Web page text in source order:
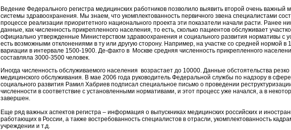
Ведение Федерального регистра медицинских работников позволило выявить второй очень важный
системы здравоохранения. Мы знаем, что укомплектованность первичного звена специалистами
процессе реализации приоритетного национального проекта эти показатели начали расти. Ранее
данные, как численность прикрепленного населения, то есть, сколько пациентов обслуживает
официально утвержденные Министерством здравоохранения и социального развития нормативы с
есть возможными отклонениями в ту или другую сторону. Например, на участке со средней нормой в
вариации в интервале 1500-1900. Де-факто в Москве средняя численность прикрепленного
составляла 3000-3500 человек.
Иногда численность обслуживаемого населения возрастает до 10000. Данные обстоятельства
медицинского обслуживания. В мае 2006 года руководитель Федеральной службы по надзору в
социального развития Рамил Хабриев подписал специальное письмо о проведении
численности в соответствие с установленными нормативами, и этот процесс уже начался, а в
завершен.
Еще ряд важных аспектов регистра – информация о выпускниках медицинских российских и
работающих в России, а также востребованность специалистов в отрасли, укомплектованность
учреждении и т.д.